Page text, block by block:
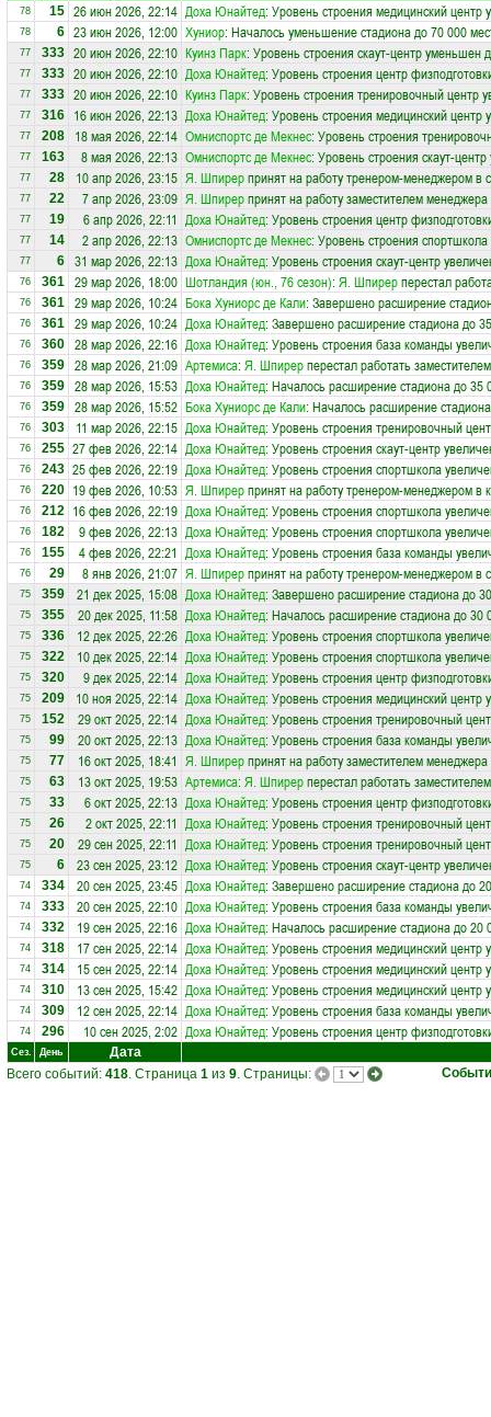
78 15 26 июн 2026, 22:14 Доха Юнайтед: Уровень строения медицинский центр
78 6 23 июн 2026, 12:00 Хуниор: Началось уменьшение стадиона до 70 000
77 333 20 июн 2026, 22:10 Куинз Парк: Уровень строения скаут-центр уменьшен
77 333 20 июн 2026, 22:10 Доха Юнайтед: Уровень строения центр
77 333 20 июн 2026, 22:10 Куинз Парк: Уровень строения тренировочный центр
77 316 16 июн 2026, 22:13 Доха Юнайтед: Уровень строения медицинский центр
77 208 18 мая 2026, 22:14 Омниспортc де Мекнес: Уровень строения
77 163 8 мая 2026, 22:13 Омниспортc де Мекнес: Уровень строения скаут-
77 28 10 апр 2026, 23:15 Я. Шпирерпринят на работу тренером-менеджером в
77 22 7 апр 2026, 23:09 Я. Шпирерпринят на работу заместителем
77 19 6 апр 2026, 22:11 Доха Юнайтед: Уровень строения центр
77 14 2 апр 2026, 22:13 Омниспортc де Мекнес: Уровень строения
77 6 31 мар 2026, 22:13 Доха Юнайтед: Уровень строения скаут-центр
76 361 29 мар 2026, 18:00 Шотландия (юн., 76 сезон): Я. Шпирерперестал
76 361 29 мар 2026, 10:24 Бока Хуниорс де Кали: Завершено расширение
76 361 29 мар 2026, 10:24 Доха Юнайтед: Завершено расширение стадиона до
76 360 28 мар 2026, 22:16 Доха Юнайтед: Уровень строения база команды
76 359 28 мар 2026, 21:09 Артемиса: Я. Шпирерперестал работать
76 359 28 мар 2026, 15:53 Доха Юнайтед: Началось расширение стадиона до 35
76 359 28 мар 2026, 15:52 Бока Хуниорс де Кали: Началось расширение
76 303 11 мар 2026, 22:15 Доха Юнайтед: Уровень строения тренировочный
76 255 27 фев 2026, 22:14 Доха Юнайтед: Уровень строения скаут-центр
76 243 25 фев 2026, 22:19 Доха Юнайтед: Уровень строения спортшкола
76 220 19 фев 2026, 10:53 Я. Шпирерпринят на работу тренером-менеджером в
76 212 16 фев 2026, 22:19 Доха Юнайтед: Уровень строения спортшкола
76 182 9 фев 2026, 22:13 Доха Юнайтед: Уровень строения спортшкола
76 155 4 фев 2026, 22:21 Доха Юнайтед: Уровень строения база команды
76 29 8 янв 2026, 21:07 Я. Шпирерпринят на работу тренером-менеджером в
75 359 21 дек 2025, 15:08 Доха Юнайтед: Завершено расширение стадиона до
75 355 20 дек 2025, 11:58 Доха Юнайтед: Началось расширение стадиона до 30
75 336 12 дек 2025, 22:26 Доха Юнайтед: Уровень строения спортшкола
75 322 10 дек 2025, 22:14 Доха Юнайтед: Уровень строения спортшкола
75 320 9 дек 2025, 22:14 Доха Юнайтед: Уровень строения центр
75 209 10 ноя 2025, 22:14 Доха Юнайтед: Уровень строения медицинский центр
75 152 29 окт 2025, 22:14 Доха Юнайтед: Уровень строения тренировочный
75 99 20 окт 2025, 22:13 Доха Юнайтед: Уровень строения база команды
75 77 16 окт 2025, 18:41 Я. Шпирерпринят на работу заместителем
75 63 13 окт 2025, 19:53 Артемиса: Я. Шпирерперестал работать
75 33 6 окт 2025, 22:13 Доха Юнайтед: Уровень строения центр
75 26 2 окт 2025, 22:11 Доха Юнайтед: Уровень строения тренировочный
75 20 29 сен 2025, 22:11 Доха Юнайтед: Уровень строения тренировочный
75 6 23 сен 2025, 23:12 Доха Юнайтед: Уровень строения скаут-центр
74 334 20 сен 2025, 23:45 Доха Юнайтед: Завершено расширение стадиона до
74 333 20 сен 2025, 22:10 Доха Юнайтед: Уровень строения база команды
74 332 19 сен 2025, 22:16 Доха Юнайтед: Началось расширение стадиона до 20
74 318 17 сен 2025, 22:14 Доха Юнайтед: Уровень строения медицинский центр
74 314 15 сен 2025, 22:14 Доха Юнайтед: Уровень строения медицинский центр
74 310 13 сен 2025, 15:42 Доха Юнайтед: Уровень строения медицинский центр
74 309 12 сен 2025, 22:14 Доха Юнайтед: Уровень строения база команды
74 296 10 сен 2025, 2:02 Доха Юнайтед: Уровень строения центр
Сез. День
Дата
Всего событий: 418. Страница 1 из 9. Страницы: